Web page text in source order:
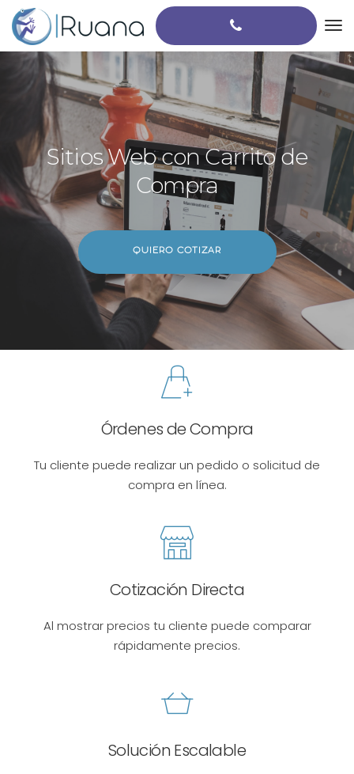
Sitios Web con Carrito de
Compra
QUIERO COTIZAR
Órdenes de Compra
Tu cliente puede realizar un pedido o solicitud de
compra en línea.
Cotización Directa
Al mostrar precios tu cliente puede comparar
rápidamente precios.
Solución Escalable